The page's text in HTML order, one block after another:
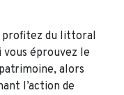
profitez du littoral
vous éprouvez le
alors
l’action de